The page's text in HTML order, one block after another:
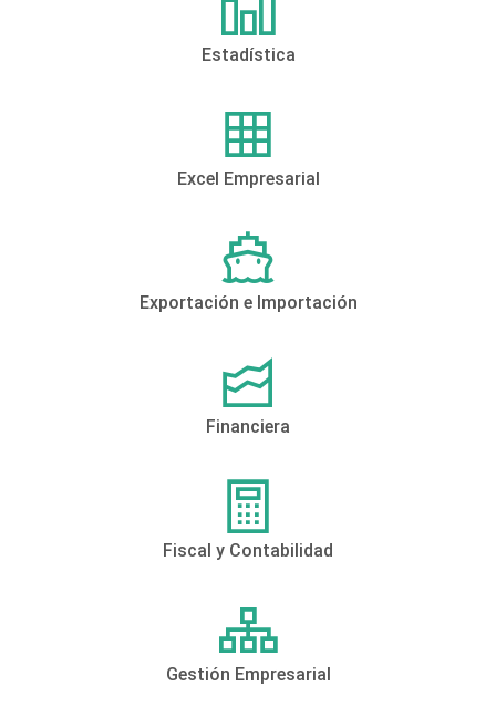
Estadística
Excel Empresarial
Exportación e Importación
Financiera
Fiscal y Contabilidad
Gestión Empresarial